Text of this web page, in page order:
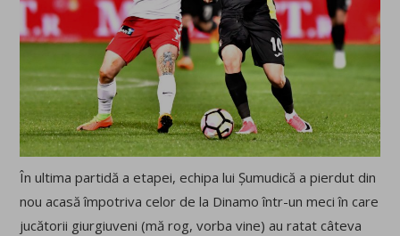
În ultima partidă a etapei, echipa lui Șumudică a pierdut din
nou acasă împotriva celor de la Dinamo într-un meci în care
jucătorii giurgiuveni (mă rog, vorba vine) au ratat câteva